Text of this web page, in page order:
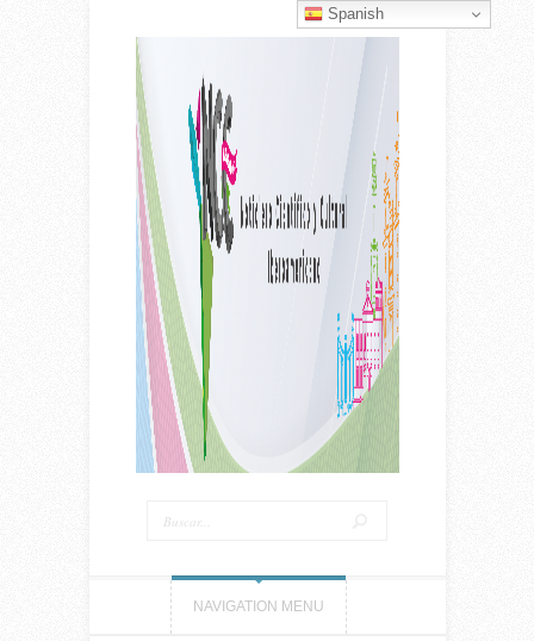
NAVIGATION MENU
Spanish